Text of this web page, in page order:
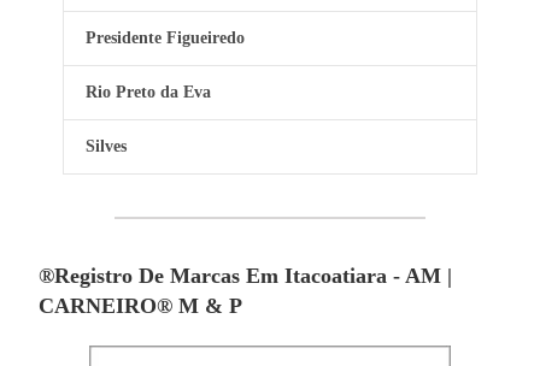
Presidente Figueiredo
Rio Preto da Eva
Silves
®Registro De Marcas Em Itacoatiara - AM |
CARNEIRO® M & P